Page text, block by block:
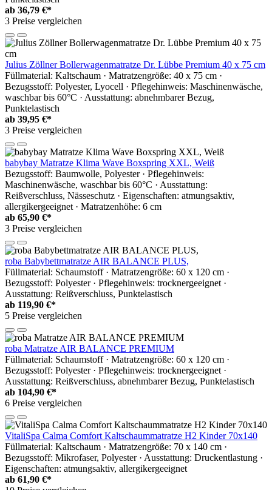
ab 36,79 €*
3 Preise vergleichen
Julius Zöllner Bollerwagenmatratze Dr. Lübbe Premium 40 x 75 cm
Füllmaterial: Kaltschaum · Matratzengröße: 40 x 75 cm ·
Bezugsstoff: Polyester, Lyocell · Pflegehinweis: Maschinenwäsche,
waschbar bis 60°C · Ausstattung: abnehmbarer Bezug,
Punktelastisch
ab 39,95 €*
3 Preise vergleichen
babybay Matratze Klima Wave Boxspring XXL, Weiß
Bezugsstoff: Baumwolle, Polyester · Pflegehinweis:
Maschinenwäsche, waschbar bis 60°C · Ausstattung:
Reißverschluss, Nässeschutz · Eigenschaften: atmungsaktiv,
allergikergeeignet · Matratzenhöhe: 6 cm
ab 65,90 €*
3 Preise vergleichen
roba Babybettmatratze AIR BALANCE PLUS,
Füllmaterial: Schaumstoff · Matratzengröße: 60 x 120 cm ·
Bezugsstoff: Polyester · Pflegehinweis: trocknergeeignet ·
Ausstattung: Reißverschluss, Punktelastisch
ab 119,90 €*
5 Preise vergleichen
roba Matratze AIR BALANCE PREMIUM
Füllmaterial: Schaumstoff · Matratzengröße: 60 x 120 cm ·
Bezugsstoff: Polyester · Pflegehinweis: trocknergeeignet ·
Ausstattung: Reißverschluss, abnehmbarer Bezug, Punktelastisch
ab 104,90 €*
6 Preise vergleichen
VitaliSpa Calma Comfort Kaltschaummatratze H2 Kinder 70x140
Füllmaterial: Kaltschaum · Matratzengröße: 70 x 140 cm ·
Bezugsstoff: Mikrofaser, Polyester · Ausstattung: Druckentlastung ·
Eigenschaften: atmungsaktiv, allergikergeeignet
ab 61,90 €*